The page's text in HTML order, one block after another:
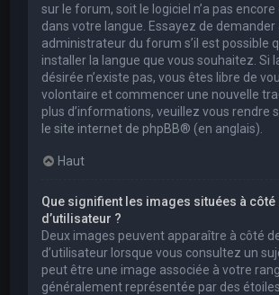
sur le forum, soit le logiciel n’a pas
dans votre langue. Essayez de demander
administrateur du forum s’il est possible
installer la langue que vous souhaitez. Si
désirée n’existe pas, vous êtes libre de
volontaire et commencer une nouvelle
plus d’informations, veuillez vous rendre
le site internet de phpBB® (en anglais).
Haut
Que signifient les images situées à côté
d’utilisateur ?
Deux images peuvent apparaître à côté
d’utilisateur lorsque vous consultez un
peut être une image associée à votre
généralement représentée par des